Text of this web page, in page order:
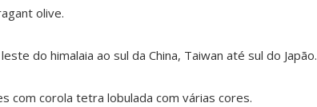
olive.
do himalaia ao sul da China, Taiwan até sul do Japão.
com corola tetra lobulada com várias cores.